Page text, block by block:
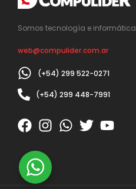
Somos tecnología e informática
web@compulider.com.ar
(+54) 299 522-0271
(+54) 299 448-7991